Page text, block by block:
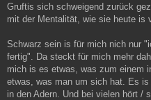
Gruftis sich schweigend zurück
mit der Mentalität, wie sie heute is
Schwarz sein is für mich nich nur
fertig". Da steckt für mich mehr
mich is es etwas, was zum einem
etwas, was man um sich hat. Es
in den Adern. Und bei vielen hört /